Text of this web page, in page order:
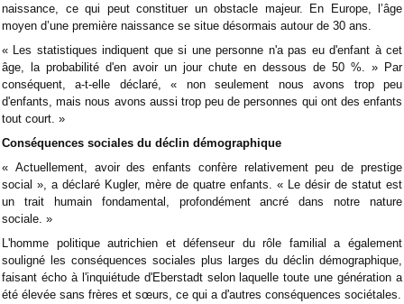
naissance, ce qui peut constituer un obstacle majeur. En Europe, l’âge
moyen d’une première naissance se situe désormais autour de 30 ans.
« Les statistiques indiquent que si une personne n'a pas eu d'enfant à cet
âge, la probabilité d'en avoir un jour chute en dessous de 50 %. » Par
conséquent, a-t-elle déclaré, « non seulement nous avons trop peu
d'enfants, mais nous avons aussi trop peu de personnes qui ont des enfants
tout court. »
Conséquences sociales du déclin démographique
« Actuellement, avoir des enfants confère relativement peu de prestige
social », a déclaré Kugler, mère de quatre enfants. « Le désir de statut est
un trait humain fondamental, profondément ancré dans notre nature
sociale. »
L'homme politique autrichien et défenseur du rôle familial a également
souligné les conséquences sociales plus larges du déclin démographique,
faisant écho à l'inquiétude d'Eberstadt selon laquelle toute une génération a
été élevée sans frères et sœurs, ce qui a d'autres conséquences sociétales.